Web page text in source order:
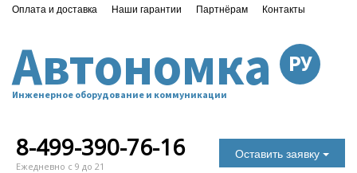
Оплата и доставка Наши гарантии Партнёрам Контакты
Автономка РУ
Инженерное оборудование и коммуникации
8-499-390-76-16
Ежедневно с 9 до 21
Оставить заявку